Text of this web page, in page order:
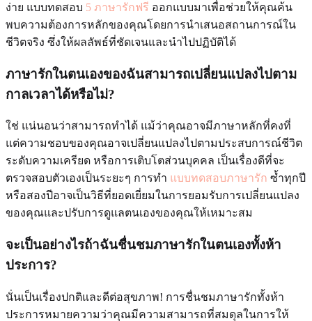
ง่าย แบบทดสอบ 5 ภาษารักฟรี ออกแบบมาเพื่อช่วยให้คุณค้น
พบความต้องการหลักของคุณโดยการนำเสนอสถานการณ์ใน
ชีวิตจริง ซึ่งให้ผลลัพธ์ที่ชัดเจนและนำไปปฏิบัติได้
ภาษารักในตนเองของฉันสามารถเปลี่ยนแปลงไปตาม
กาลเวลาได้หรือไม่?
ใช่ แน่นอนว่าสามารถทำได้ แม้ว่าคุณอาจมีภาษาหลักที่คงที่
แต่ความชอบของคุณอาจเปลี่ยนแปลงไปตามประสบการณ์ชีวิต
ระดับความเครียด หรือการเติบโตส่วนบุคคล เป็นเรื่องดีที่จะ
ตรวจสอบตัวเองเป็นระยะๆ การทำ แบบทดสอบภาษารัก ซ้ำทุกปี
หรือสองปีอาจเป็นวิธีที่ยอดเยี่ยมในการยอมรับการเปลี่ยนแปลง
ของคุณและปรับการดูแลตนเองของคุณให้เหมาะสม
จะเป็นอย่างไรถ้าฉันชื่นชมภาษารักในตนเองทั้งห้า
ประการ?
นั่นเป็นเรื่องปกติและดีต่อสุขภาพ! การชื่นชมภาษารักทั้งห้า
ประการหมายความว่าคุณมีความสามารถที่สมดุลในการให้